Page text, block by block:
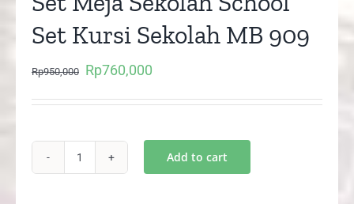
Set Kursi Sekolah MB 909
Rp950,000
Original
Rp760,000
Add to cart